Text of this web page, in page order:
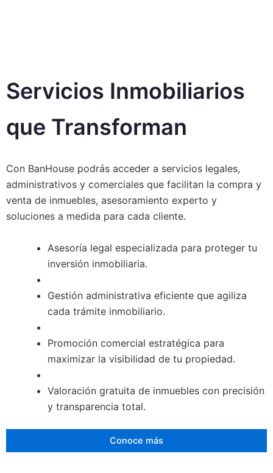
Servicios Inmobiliarios
que Transforman
Con BanHouse podrás acceder a servicios legales,
administrativos y comerciales que facilitan la compra y
venta de inmuebles, asesoramiento experto y
soluciones a medida para cada cliente.
Asesoría legal especializada para proteger tu
inversión inmobiliaria.
Gestión administrativa eficiente que agiliza
cada trámite inmobiliario.
Promoción comercial estratégica para
maximizar la visibilidad de tu propiedad.
Valoración gratuita de inmuebles con precisión
y transparencia total.
Conoce más